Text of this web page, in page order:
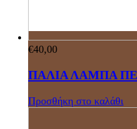
€40,00
ΠΑΛΙΑ ΛΑΜΠΑ
Προσθήκη στο καλάθι